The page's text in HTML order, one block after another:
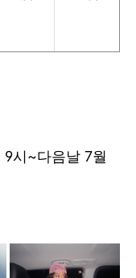
시~다음날 7월